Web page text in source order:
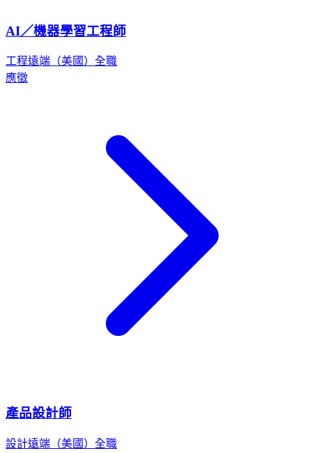
AI／機器學習工程師
工程遠端（美國） 全職
應徵
產品設計師
設計遠端（美國） 全職